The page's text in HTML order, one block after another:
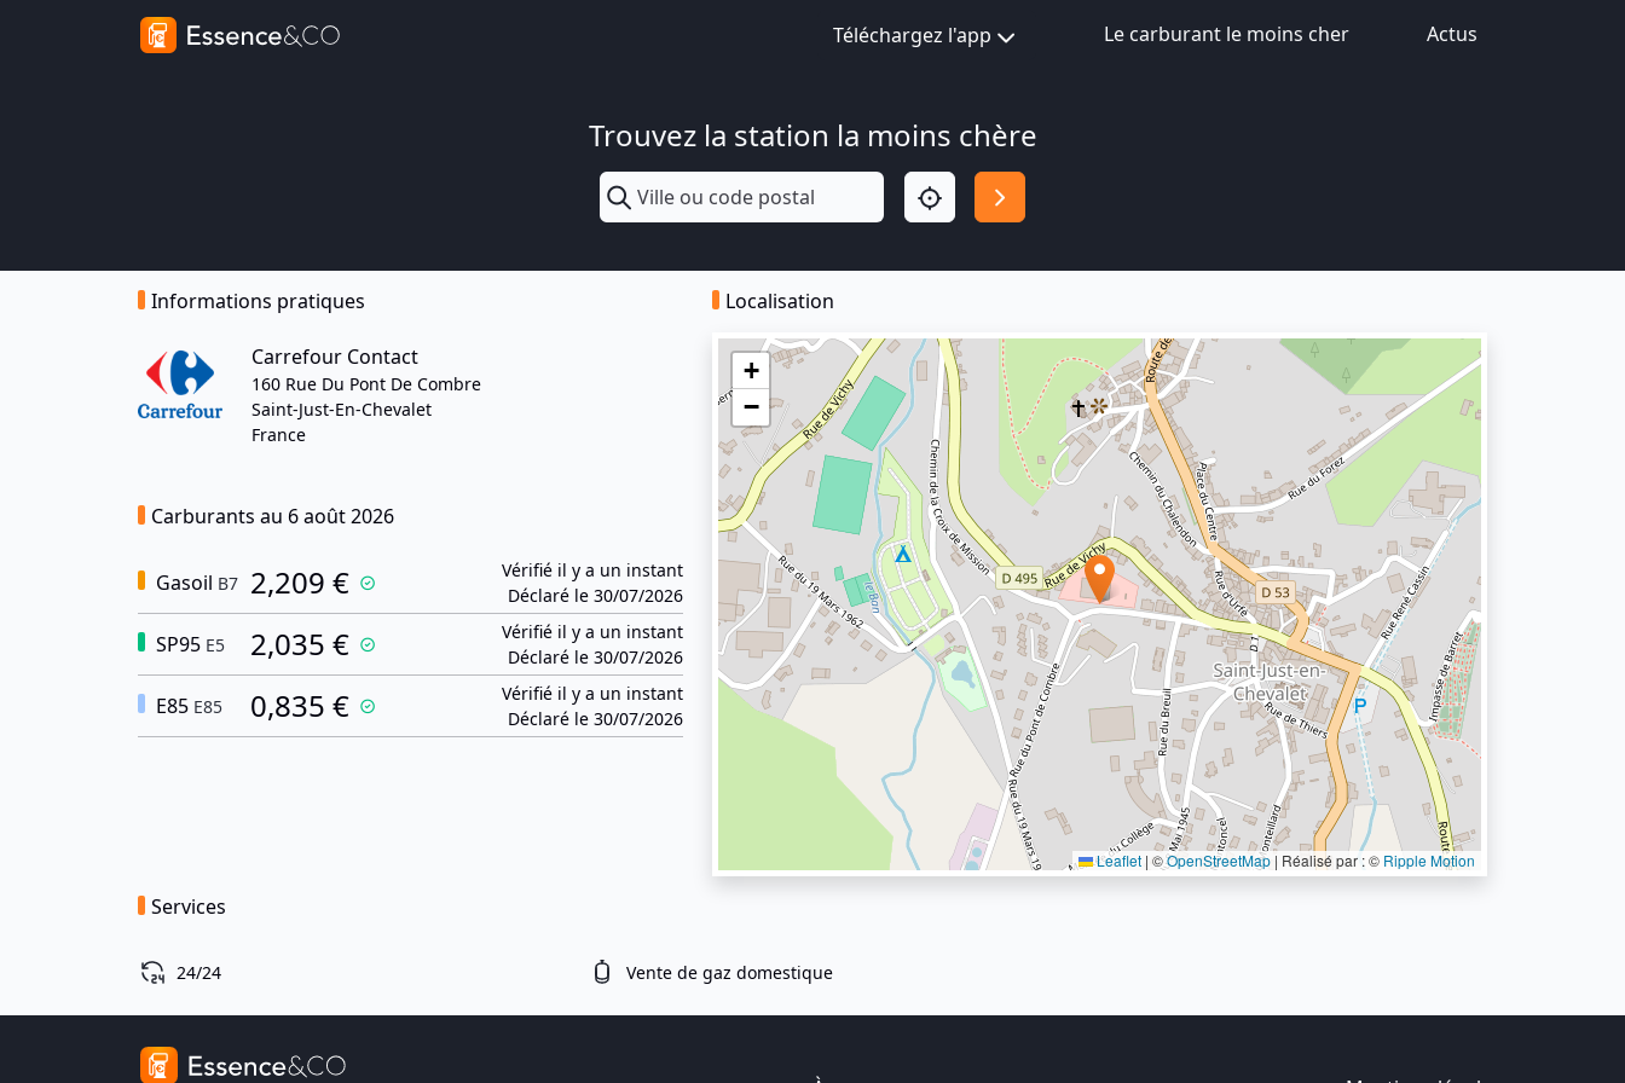
Téléchargez l'app Le carburant le moins cher Actus
Trouvez la station la moins chère
Informations pratiques
Carrefour Contact
160 Rue Du Pont De Combre
Saint-Just-En-Chevalet
France
Carburants au 6 août 2026
Gasoil B7 2,209 €
Vérifié il y a un instant
Déclaré le 30/07/2026
SP95 E5 2,035 €
Vérifié il y a un instant
Déclaré le 30/07/2026
E85 E85 0,835 €
Vérifié il y a un instant
Déclaré le 30/07/2026
Localisation
+
−
Leaflet | ©OpenStreetMap | Réalisé par : © Ripple Motion
Services
24/24 Vente de gaz domestique